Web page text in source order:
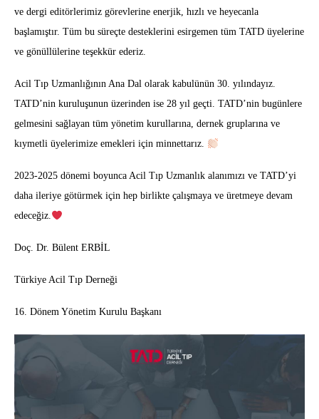
ve dergi editörlerimiz görevlerine enerjik, hızlı ve heyecanla
başlamıştır. Tüm bu süreçte desteklerini esirgemen tüm TATD üyelerine
ve gönüllülerine teşekkür ederiz.
Acil Tıp Uzmanlığının Ana Dal olarak kabulünün 30. yılındayız.
TATD’nin kuruluşunun üzerinden ise 28 yıl geçti. TATD’nin bugünlere
gelmesini sağlayan tüm yönetim kurullarına, dernek gruplarına ve
kıymetli üyelerimize emekleri için minnettarız.
2023-2025 dönemi boyunca Acil Tıp Uzmanlık alanımızı ve TATD’yi
daha ileriye götürmek için hep birlikte çalışmaya ve üretmeye devam
edeceğiz.
Doç. Dr. Bülent ERBİL
Türkiye Acil Tıp Derneği
16.⁠ ⁠Dönem Yönetim Kurulu Başkanı